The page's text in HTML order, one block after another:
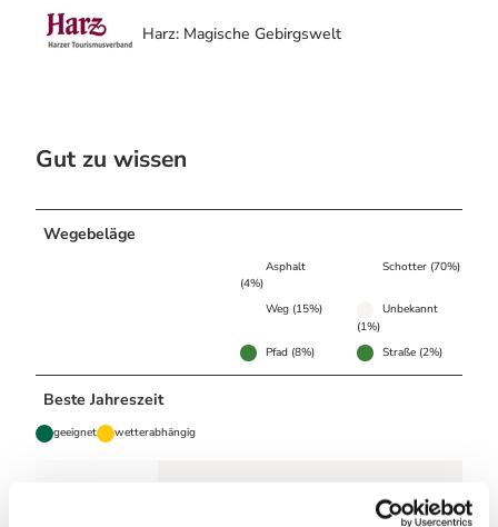
Harz: Magische Gebirgswelt
Gut zu wissen
Wegebeläge
Asphalt
(4%)
Schotter (70%)
Weg (15%)
Unbekannt
(1%)
Pfad (8%)
Straße (2%)
Beste Jahreszeit
geeignet wetterabhängig